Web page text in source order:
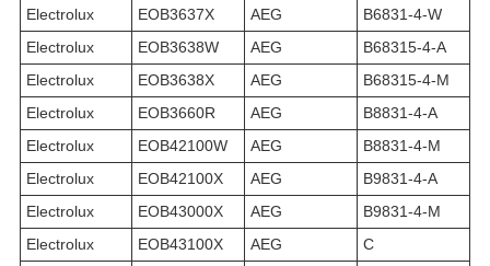
Electrolux
EOB3637X AEG
B6831-4-W
Electrolux
EOB3638W AEG
B68315-4-A
Electrolux
EOB3638X AEG
B68315-4-M
Electrolux
EOB3660R AEG
B8831-4-A
Electrolux
EOB42100W AEG
B8831-4-M
Electrolux
EOB42100X AEG
B9831-4-A
Electrolux
EOB43000X AEG
B9831-4-M
Electrolux
EOB43100X AEG
C